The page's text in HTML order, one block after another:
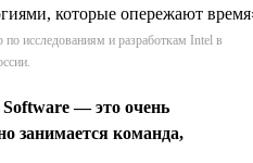
исследованиям и разработкам Intel в
Software —это очень
занимается команда,